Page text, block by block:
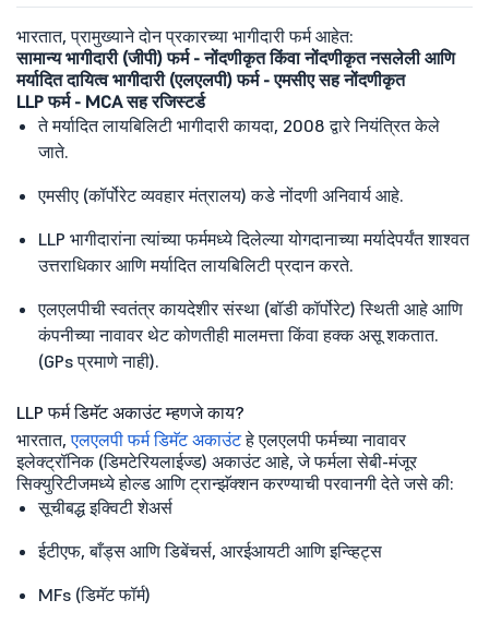
भारतात, प्रामुख्याने दोन प्रकारच्या भागीदारी फर्म आहेत:
सामान्य भागीदारी (जीपी) फर्म - नोंदणीकृत किंवा नोंदणीकृत नसलेली आणि
मर्यादित दायित्व भागीदारी (एलएलपी) फर्म - एमसीए सह नोंदणीकृत
LLP फर्म - MCA सह रजिस्टर्ड
ते मर्यादित लायबिलिटी भागीदारी कायदा, 2008 द्वारे नियंत्रित केले
जाते.
एमसीए (कॉर्पोरेट व्यवहार मंत्रालय) कडे नोंदणी अनिवार्य आहे.
LLP भागीदारांना त्यांच्या फर्ममध्ये दिलेल्या योगदानाच्या मर्यादेपर्यंत शाश्वत
उत्तराधिकार आणि मर्यादित लायबिलिटी प्रदान करते.
एलएलपीची स्वतंत्र कायदेशीर संस्था (बॉडी कॉर्पोरेट) स्थिती आहे आणि
कंपनीच्या नावावर थेट कोणतीही मालमत्ता किंवा हक्क असू शकतात.
(GPs प्रमाणे नाही).
LLP फर्म डिमॅट अकाउंट म्हणजे काय?
भारतात,एलएलपी फर्म डिमॅट अकाउंटहे एलएलपी फर्मच्या नावावर
इलेक्ट्रॉनिक (डिमटेरियलाईज्ड) अकाउंट आहे, जे फर्मला सेबी-मंजूर
सिक्युरिटीजमध्ये होल्ड आणि ट्रान्झॅक्शन करण्याची परवानगी देते जसे की:
सूचीबद्ध इक्विटी शेअर्स
ईटीएफ, बाँड्स आणि डिबेंचर्स, आरईआयटी आणि इन्व्हिट्स
MFs (डिमॅट फॉर्म)